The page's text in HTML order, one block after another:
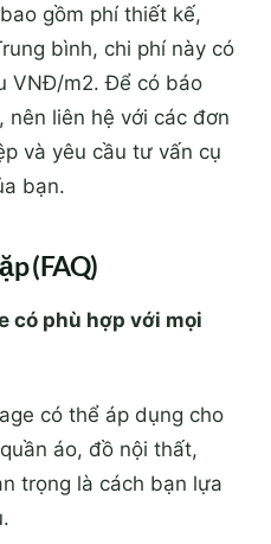
gồm phí thiết kế,
bình, chi phí này có
VNĐ/m2. Để có báo
nên liên hệ với các đơn
và yêu cầu tư vấn cụ
bạn.
(FAQ)
có phù hợp với mọi
có thể áp dụng cho
áo, đồ nội thất,
trọng là cách bạn lựa